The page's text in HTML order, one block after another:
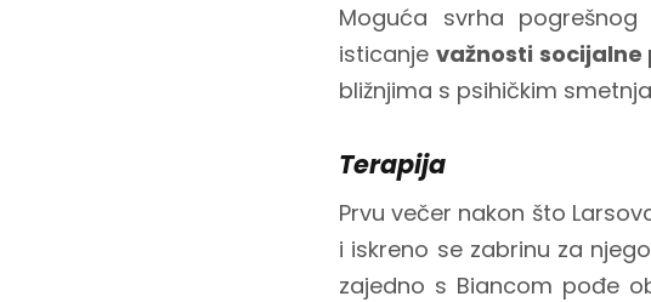
Moguća svrha
isticanje važnosti socijalne
bližnjima s psihičkim
Terapija
Prvu večer nakon što
i iskreno se zabrinu za
zajedno s Biancom pođe